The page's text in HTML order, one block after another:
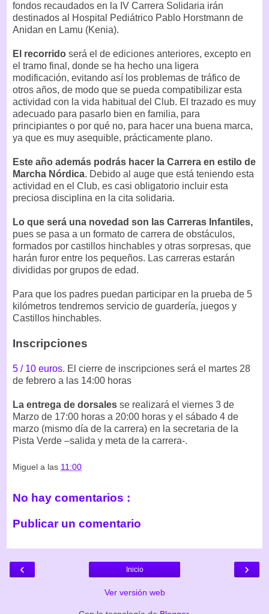
fondos recaudados en la IV Carrera Solidaria irán
destinados al Hospital Pediátrico Pablo Horstmann de
Anidan en Lamu (Kenia).
El recorrido será el de ediciones anteriores, excepto en
el tramo final, donde se ha hecho una ligera
modificación, evitando así los problemas de tráfico de
otros años, de modo que se pueda compatibilizar esta
actividad con la vida habitual del Club. El trazado es muy
adecuado para pasarlo bien en familia, para
principiantes o por qué no, para hacer una buena marca,
ya que es muy asequible, prácticamente plano.
Este año además podrás hacer la Carrera en estilo de
Marcha Nórdica. Debido al auge que está teniendo esta
actividad en el Club, es casi obligatorio incluir esta
preciosa disciplina en la cita solidaria.
Lo que será una novedad son las Carreras Infantiles,
pues se pasa a un formato de carrera de obstáculos,
formados por castillos hinchables y otras sorpresas, que
harán furor entre los pequeños. Las carreras estarán
divididas por grupos de edad.
Para que los padres puedan participar en la prueba de 5
kilómetros tendremos servicio de guardería, juegos y
Castillos hinchables.
Inscripciones
5 / 10 euros. El cierre de inscripciones será el martes 28
de febrero a las 14:00 horas
La entrega de dorsales se realizará el viernes 3 de
Marzo de 17:00 horas a 20:00 horas y el sábado 4 de
marzo (mismo día de la carrera) en la secretaria de la
Pista Verde –salida y meta de la carrera-.
Miguel a las 11:00
No hay comentarios :
Publicar un comentario
‹ ›
Inicio
Ver versión web